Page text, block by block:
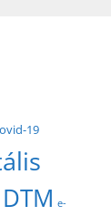
19
DTM e-